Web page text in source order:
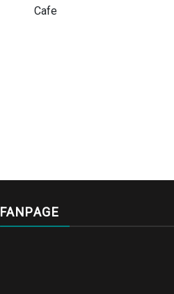
FANPAGE